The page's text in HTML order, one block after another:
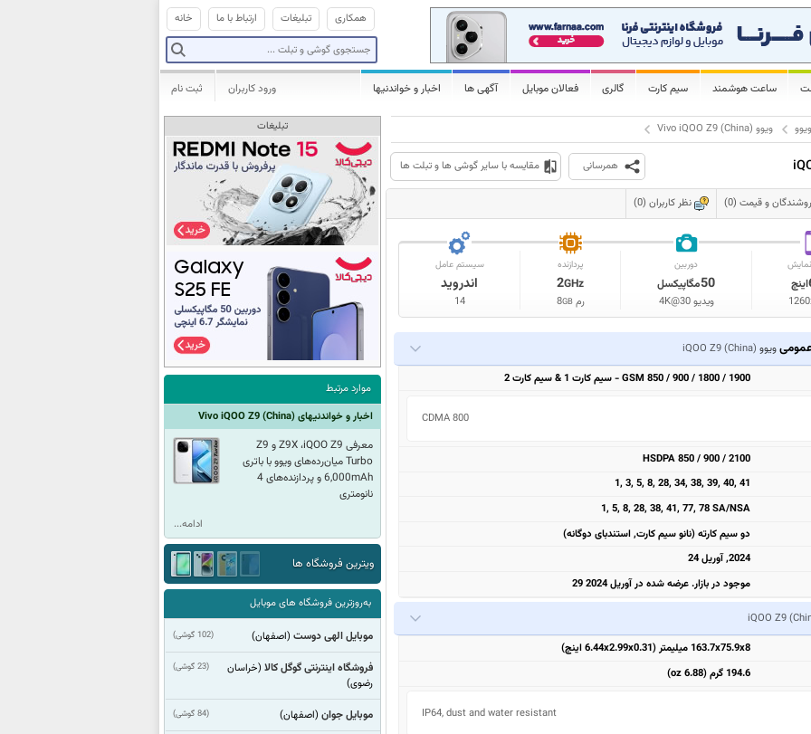
خانه ارتباط با ما تبلیغات همکاری
ساعت هوشمند سیم کارت گالری فعالان موبایل آگهی ها اخبار و خواندنیها ثبت نام ورود کاربران
ویوو ویوو Vivo iQOO Z9 (China)
همرسانی مقایسه با سایر گوشی ها و تبلت ها
و قیمت (0) نظر کاربران (0)
اینچ
دوربین
50مگاپیکسل
ویدیو 4K@30
پردازنده
2GHz
رم 8GB
سیستم عامل
اندروید
14
ویوو iQOO Z9 (China)
GSM 850 / 900 / 1800 / 1900 - سیم کارت 1 & سیم کارت 2
CDMA 800
HSDPA 850 / 900 / 2100
1, 3, 5, 8, 28, 34, 38, 39, 40, 41
1, 5, 8, 28, 38, 41, 77, 78 SA/NSA
دو سیم کارته (نانو سیم کارت, استندبای دوگانه)
2024, آوریل 24
موجود در بازار. عرضه شده در آوریل 2024 29
iQOO Z9
163.7x75.9x8 میلیمتر (6.44x2.99x0.31 اینچ)
194.6 گرم (6.88 oz)
IP64, dust and water resistant
تبلیغات
موارد مرتبط
اخبار و خواندنیهایVivo iQOO Z9 (China)
معرفی Z9X ،iQOO Z9 و Z9
Turbo میان‌رده‌های ویوو با باتری
6,000mAh و پردازنده‌های 4
نانومتری
ادامه...
ویترین فروشگاه ها
به‌روزترین فروشگاه های موبایل
(102 گوشی) موبایل الهی دوست (اصفهان)
(23 گوشی) فروشگاه اینترنتی گوگل کالا (خراسان
رضوی)
(84 گوشی) موبایل جوان (اصفهان)